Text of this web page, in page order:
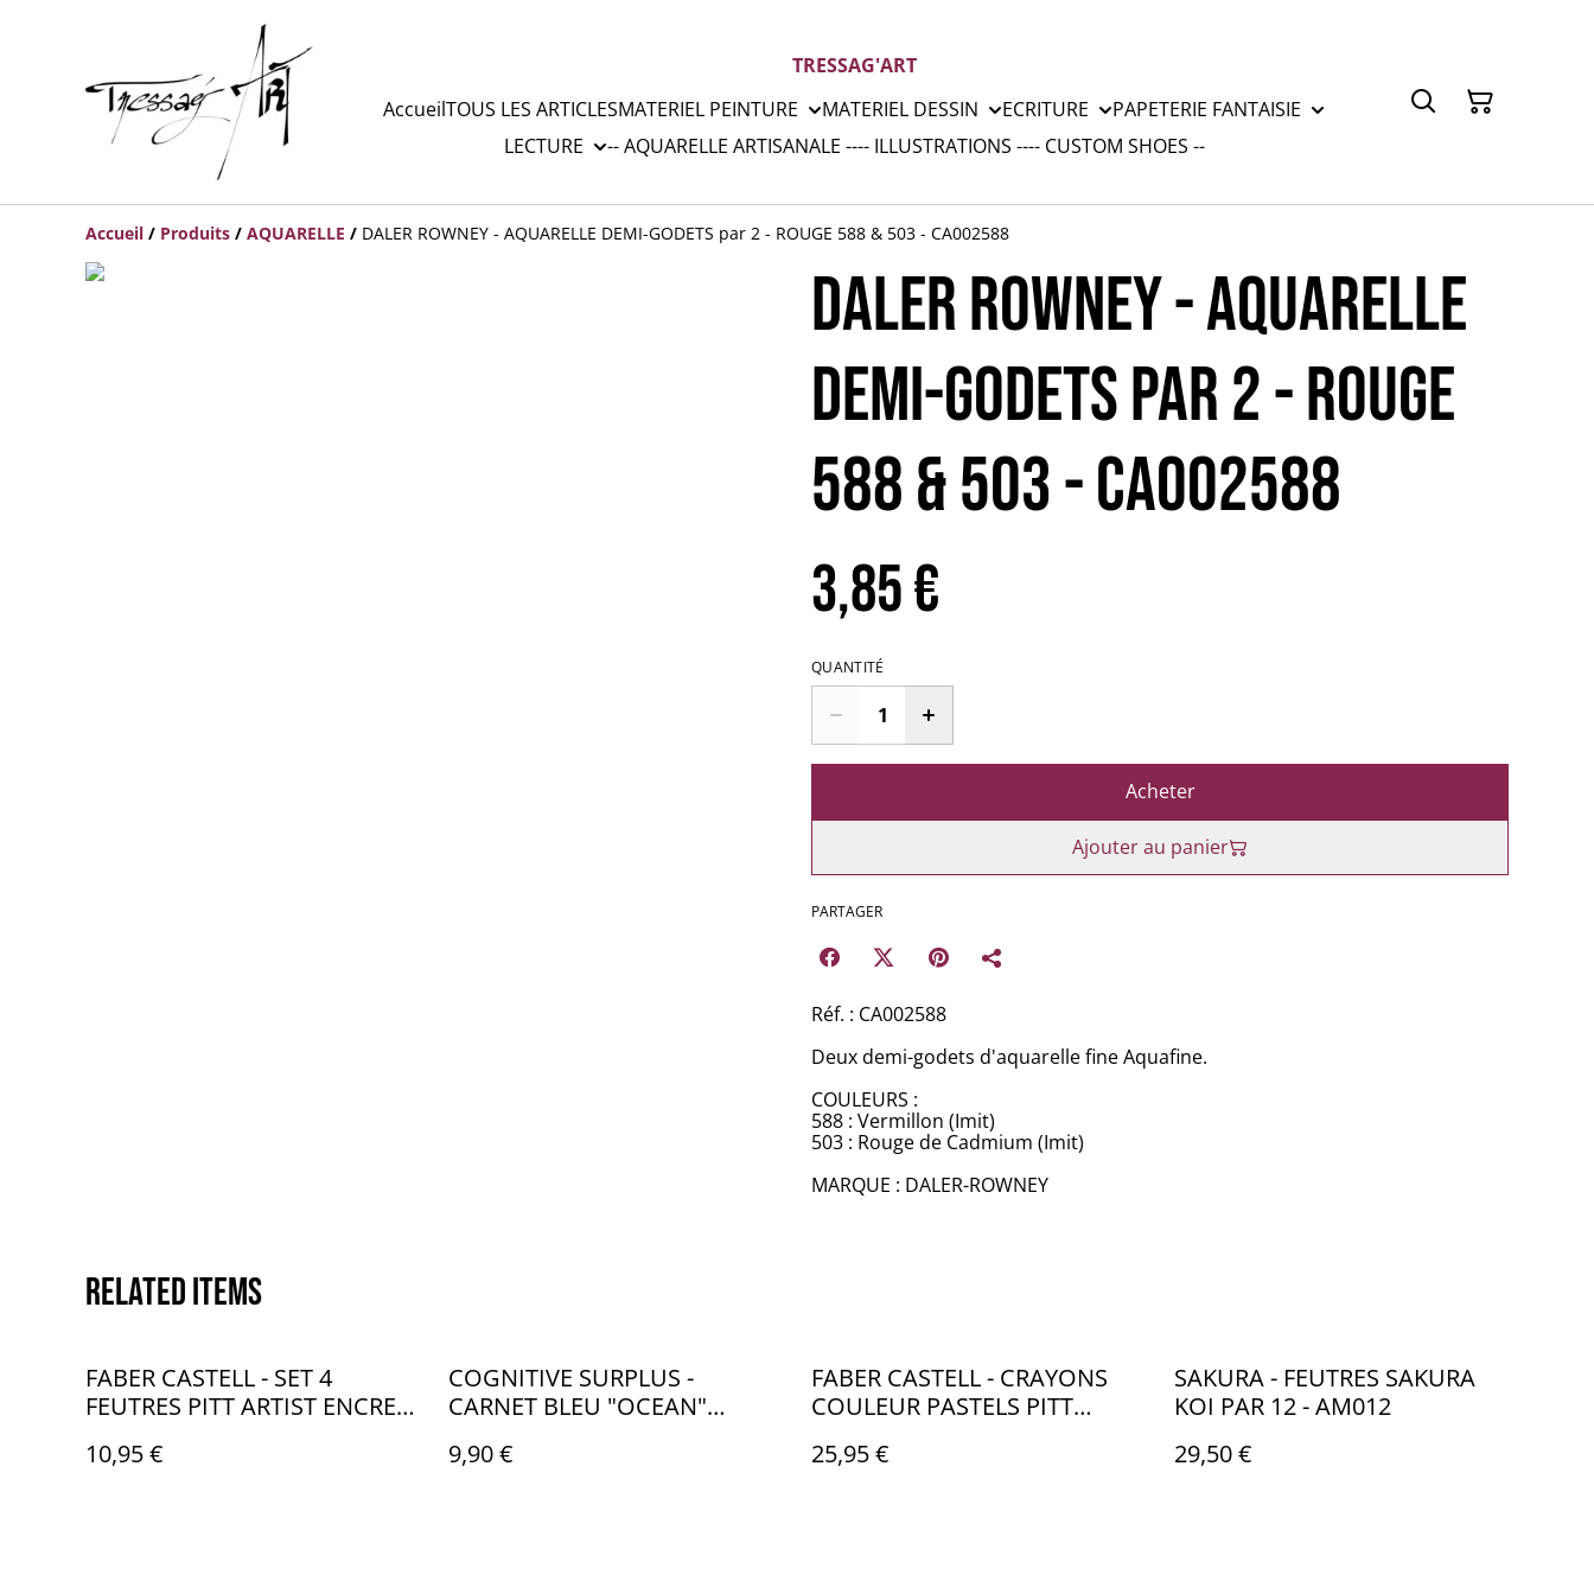
TRESSAG'ART
AccueilTOUS LES ARTICLESMATERIEL PEINTURE MATERIEL DESSIN ECRITURE
PAPETERIE FANTAISIE
LECTURE
-- AQUARELLE ARTISANALE ---- ILLUSTRATIONS ---- CUSTOM SHOES --
Accueil / Produits / AQUARELLE / DALER ROWNEY - AQUARELLE DEMI-GODETS par 2 - ROUGE 588 & 503 - CA002588
DALER ROWNEY - AQUARELLE
DEMI-GODETS par 2 - ROUGE
588 & 503 - CA002588
3,85 €
QUANTITÉ
Acheter
Ajouter au panier
PARTAGER
Réf. : CA002588
Deux demi-godets d'aquarelle fine Aquafine.
COULEURS :
588 : Vermillon (Imit)
503 : Rouge de Cadmium (Imit)
MARQUE : DALER-ROWNEY
Related items
FABER CASTELL - SET 4
FEUTRES PITT ARTIST ENCRE
FB015
10,95 €
COGNITIVE SURPLUS -
CARNET BLEU "OCEAN"
9,90 €
FABER CASTELL - CRAYONS
COULEUR PASTELS PITT
25,95 €
SAKURA - FEUTRES SAKURA
KOI PAR 12 - AM012
29,50 €